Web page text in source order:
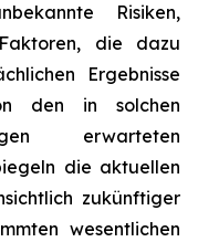
Risiken,
die dazu
Ergebnisse
den in solchen
erwarteten
die aktuellen
zukünftiger
wesentlichen